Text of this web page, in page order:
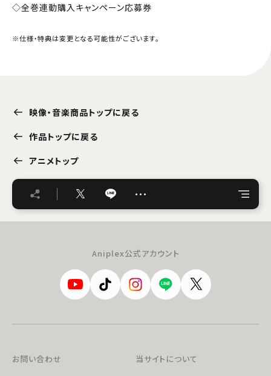
◇全巻連動購入キャンペーン応募券
※仕様・特典は変更となる可能性がございます。
映像・音楽商品トップに戻る
作品トップに戻る
アニメトップ
…
Aniplex公式アカウント
お問い合わせ
当サイトについて